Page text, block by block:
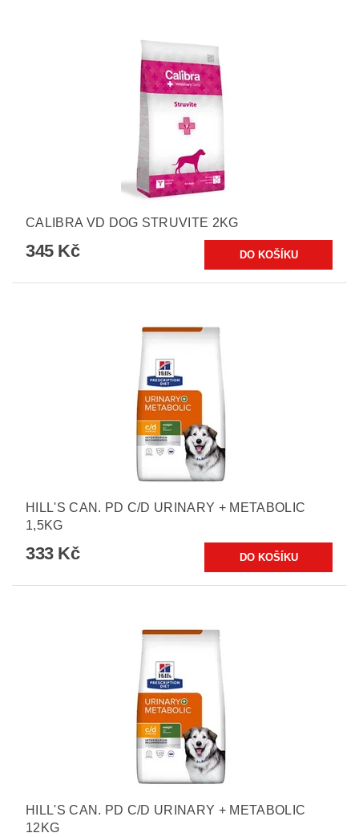
CALIBRA VD DOG STRUVITE 2KG
345 Kč
HILL'S CAN. PD C/D URINARY + METABOLIC
1,5KG
333 Kč
HILL'S CAN. PD C/D URINARY + METABOLIC
12KG